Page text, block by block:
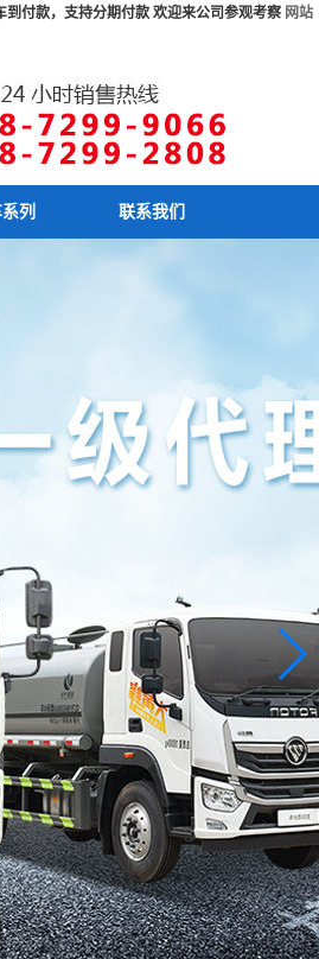
付款，支持分期付款 欢迎来公司参观考察 网站
列 联系我们